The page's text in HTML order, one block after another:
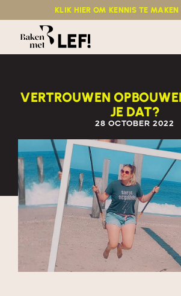
KLIK HIER OM KENNIS TE
VERTROUWEN
JE DAT?
28 OCTOBER 2022